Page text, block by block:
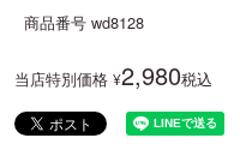
商品番号 wd8128
当店特別価格 ¥2,980税込